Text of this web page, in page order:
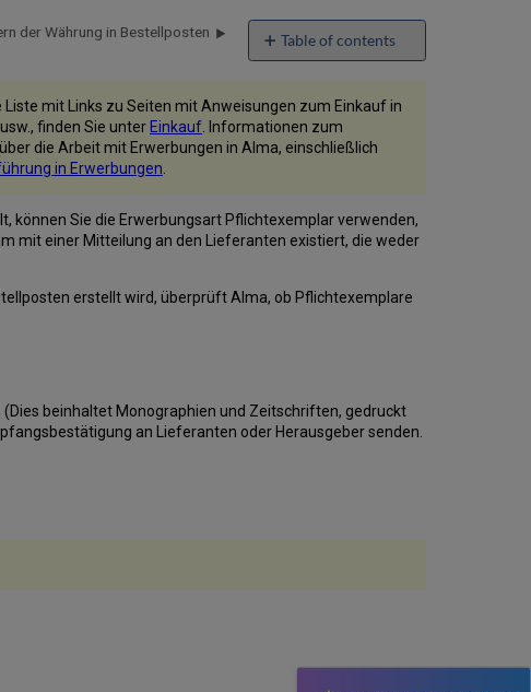
Table of contents
funktioniert
Arbeitsablauf
der Währung in Bestellposten
mit Links zu Seiten mit Anweisungen zum Einkauf in
finden Sie unter Einkauf . Informationen zum
über die Arbeit mit Erwerbungen in Alma, einschließlich
in Erwerbungen
können Sie die Erwerbungsart Pflichtexemplar verwenden,
mit einer Mitteilung an den Lieferanten existiert, die weder
erstellt wird, überprüft Alma, ob Pflichtexemplare
beinhaltet Monographien und Zeitschriften, gedruckt
an Lieferanten oder Herausgeber senden.